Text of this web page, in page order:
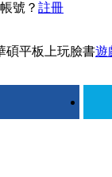
號？ 註冊
碩平板上玩臉書遊